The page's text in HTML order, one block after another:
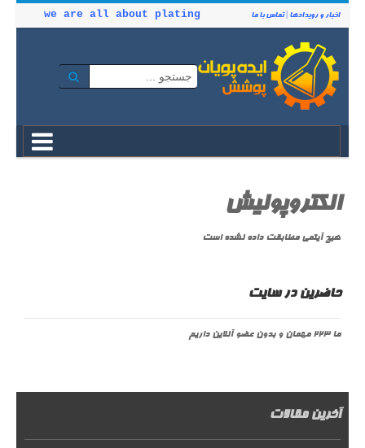
اخبار و رویدادها |تماس با ما we are all about plating
الکتروپولیش
هیچ آیتمی مطابقت داده نشده است
حاضرین در سایت
ما 223 مهمان و بدون عضو آنلاین داریم
آخرین مقالات